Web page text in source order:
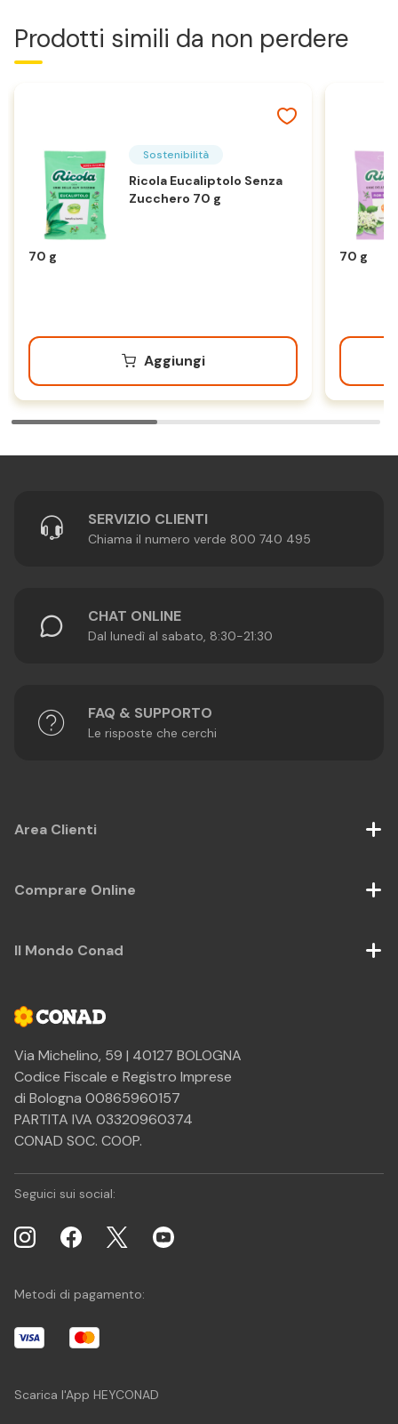
Prodotti simili da non perdere
Sostenibilità
Ricola Eucaliptolo Senza
Zucchero 70 g
70 g
Aggiungi
70 g
SERVIZIO CLIENTI
Chiama il numero verde 800 740 495
CHAT ONLINE
Dal lunedì al sabato, 8:30-21:30
FAQ & SUPPORTO
Le risposte che cerchi
Via Michelino, 59 | 40127 BOLOGNA
Codice Fiscale e Registro Imprese
di Bologna 00865960157
PARTITA IVA 03320960374
CONAD SOC. COOP.
Area Clienti
Comprare Online
Il Mondo Conad
Seguici sui social:
Metodi di pagamento:
Scarica l'App HEYCONAD